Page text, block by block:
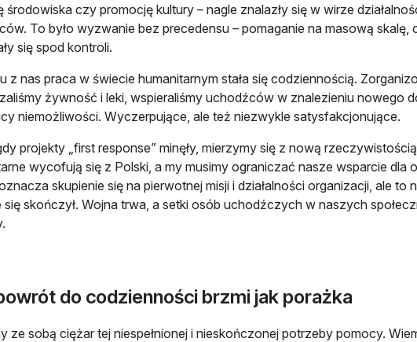
środowiska czy promocję kultury – nagle znalazły się w wirze
To było wyzwanie bez precedensu – pomaganie na masową
się spod kontroli.
z nas praca w świecie humanitarnym stała się codziennością.
żywność i leki, wspieraliśmy uchodźców w znalezieniu nowego
niemożliwości. Wyczerpujące, ale też niezwykle satysfakcjonujące.
projekty „first response” minęły, mierzymy się z nową
wycofują się z Polski, a my musimy ograniczać nasze wsparcie dla
skupienie się na pierwotnej misji i działalności organizacji, ale to
się skończył. Wojna trwa, a setki osób uchodźczych w naszych
do codzienności brzmi jak porażka
ze sobą ciężar tej niespełnionej i nieskończonej potrzeby pomocy.